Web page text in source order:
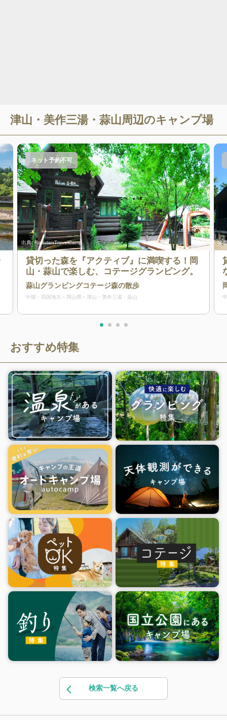
津山・美作三湯・蒜山周辺のキャンプ場
出典:RakutenTravelCamp
ネット予約不可
貸切った森を『アクティブ』に満喫する！岡
山・蒜山で楽しむ、コテージグランピング。
蒜山グランピングコテージ森の散歩
中国・四国地方 岡山県 津山・美作三湯・蒜山
出
おすすめ特集
検索一覧へ戻る